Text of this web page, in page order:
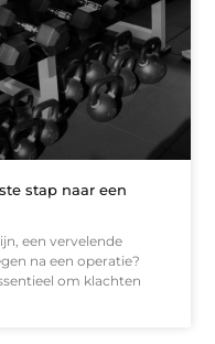
stap naar een
een vervelende
na een operatie?
om klachten